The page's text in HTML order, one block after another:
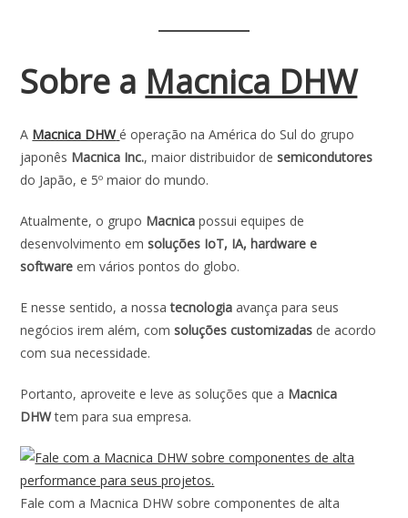
Sobre a Macnica DHW
A Macnica DHW é operação na América do Sul do grupo
japonês Macnica Inc., maior distribuidor desemicondutores
do Japão, e 5º maior do mundo.
Atualmente, o grupo Macnica possui equipes de
desenvolvimento emsoluções IoT, IA, hardware e
software em vários pontos do globo.
E nesse sentido, a nossatecnologiaavança para seus
negócios irem além, comsoluções customizadas de acordo
com sua necessidade.
Portanto, aproveite e leve as soluções que a Macnica
DHWtem para sua empresa.
Fale com a Macnica DHW sobre componentes de alta